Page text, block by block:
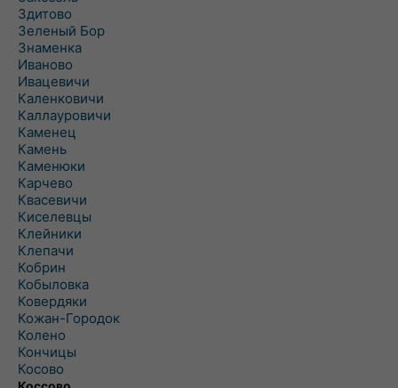
Здитово
Зеленый Бор
Знаменка
Иваново
Ивацевичи
Каленковичи
Каллауровичи
Каменец
Камень
Каменюки
Карчево
Квасевичи
Киселевцы
Клейники
Клепачи
Кобрин
Кобыловка
Ковердяки
Кожан-Городок
Колено
Кончицы
Косово